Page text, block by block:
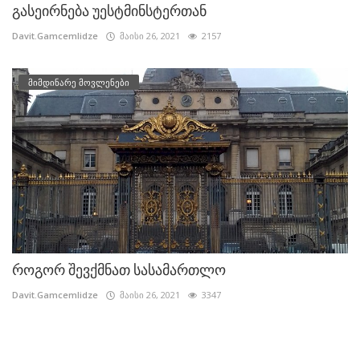
გასეირნება უესტმინსტერთან
Davit.Gamcemlidze მაისი 26, 2021 2157
მიმდინარე მოვლენები
როგორ შევქმნათ სასამართლო
Davit.Gamcemlidze მაისი 26, 2021 3347